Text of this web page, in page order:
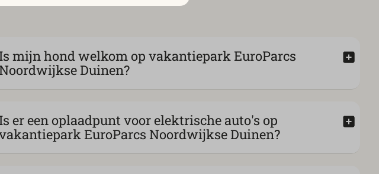
Is mijn hond welkom op vakantiepark EuroParcs
Noordwijkse Duinen?
Is er een oplaadpunt voor elektrische auto's op
EuroParcs Noordwijkse Duinen?